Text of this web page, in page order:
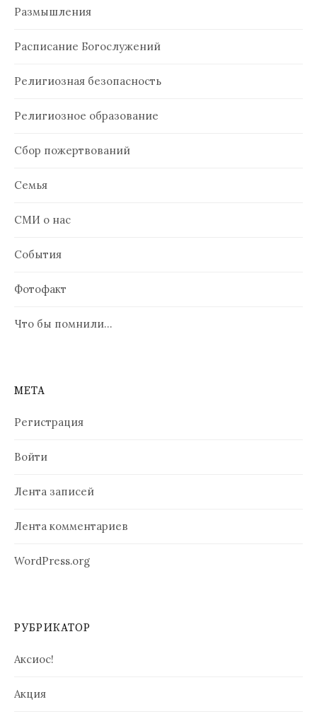
Размышления
Расписание Богослужений
Религиозная безопасность
Религиозное образование
Сбор пожертвований
Семья
СМИ о нас
События
Фотофакт
Что бы помнили…
МЕТА
Регистрация
Войти
Лента записей
Лента комментариев
WordPress.org
РУБРИКАТОР
Аксиос!
Акция